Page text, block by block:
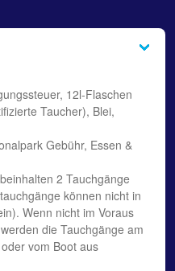
12l-Flaschen
Taucher), Blei,
Gebühr, Essen &
2 Tauchgänge
können nicht in
Wenn nicht im Voraus
die Tauchgänge am
vom Boot aus